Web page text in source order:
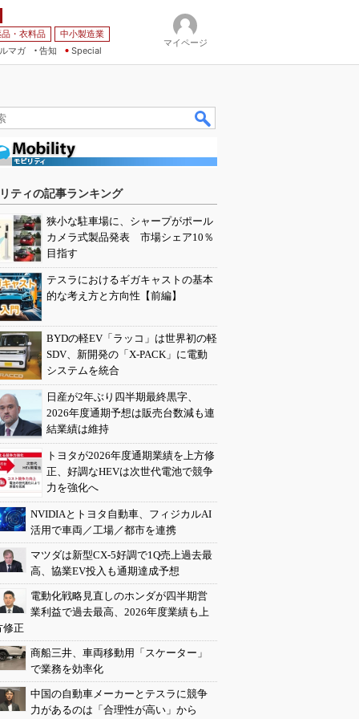
・衣料品
中小製造業
マガ
告知 Special
マイページ
ティの記事ランキング
狭小な駐車場に、シャープがポール
カメラ式製品発表 市場シェア10％
目指す
テスラにおけるギガキャストの基本
的な考え方と方向性【前編】
BYDの軽EV「ラッコ」は世界初の軽
SDV、新開発の「X-PACK」に電動
システムを統合
日産が2年ぶり四半期最終黒字、
2026年度通期予想は販売台数減も連
結業績は維持
トヨタが2026年度通期業績を上方修
正、好調なHEVは次世代電池で競争
力を強化へ
NVIDIAとトヨタ自動車、フィジカルAI
活用で車両／工場／都市を連携
マツダは新型CX-5好調で1Q売上過去最
高、協業EV投入も通期達成予想
電動化戦略見直しのホンダが四半期営
業利益で過去最高、2026年度業績も上
修正
商船三井、車両移動用「スケーター」
で業務を効率化
中国の自動車メーカーとテスラに競争
力があるのは「合理性が高い」から